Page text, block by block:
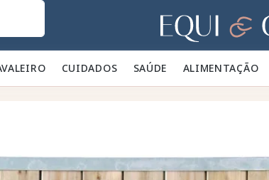
Lar
👕 CUIDADOS 🪮 SAÚDE ✨ ALIMENTAÇÃO 🥕